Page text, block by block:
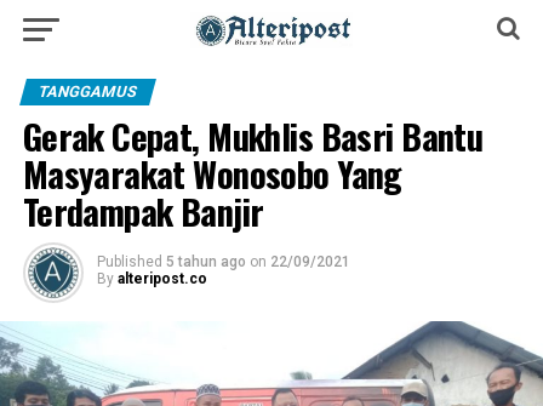
TANGGAMUS
Gerak Cepat, Mukhlis Basri Bantu
Masyarakat Wonosobo Yang
Terdampak Banjir
Published 5 tahun ago on 22/09/2021
By alteripost.co